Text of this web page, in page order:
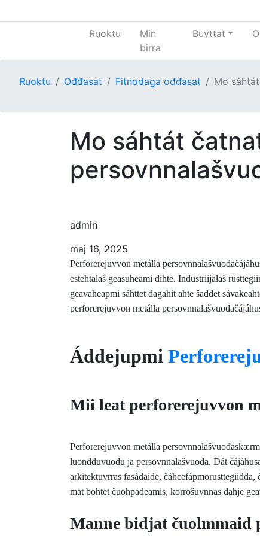
Ruoktu
Min
birra
Buvttat
Ruoktu Ođđasat Fitnodaga ođđasat Mo
Mo sáhtát
admin
maj 16, 2025
Perforerejuvvon metálla
estehtalaš geasuheami dihte. Industriijalaš
geavaheapmi sáhttet dagahit ahte šaddet
perforerejuvvon metálla
Áddejupmi
Mii leat perforerejuvvon
Perforerejuvvon metálla
luondduvuođu ja persovnnalašvuođa. Dát
arkitektuvrras fasádaide,
mat bohtet čuohpadeamis, korrošuvnnas dahje
Manne bidjat čuolmmaid